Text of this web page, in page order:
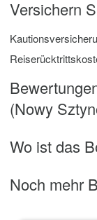
Versichern
(Nowy
Wo ist das
Noch mehr